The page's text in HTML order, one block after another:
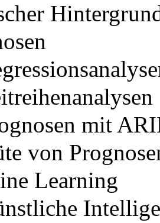
mit
von
Learning